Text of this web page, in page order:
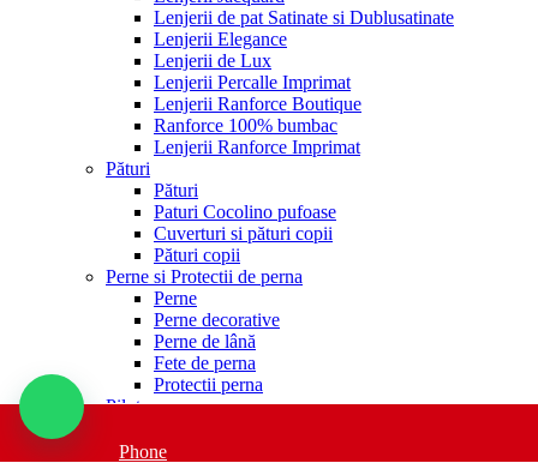
Lenjerii de pat Satinate si Dublusatinate
Lenjerii Elegance
Lenjerii de Lux
Lenjerii Percalle Imprimat
Lenjerii Ranforce Boutique
Ranforce 100% bumbac
Lenjerii Ranforce Imprimat
Pături
Pături
Paturi Cocolino pufoase
Cuverturi si pături copii
Pături copii
Perne si Protectii de perna
Perne
Perne decorative
Perne de lână
Fete de perna
Protectii perna
Pilote
Pilote 4 anotimpuri
Phone